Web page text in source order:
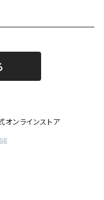
ンラインストア